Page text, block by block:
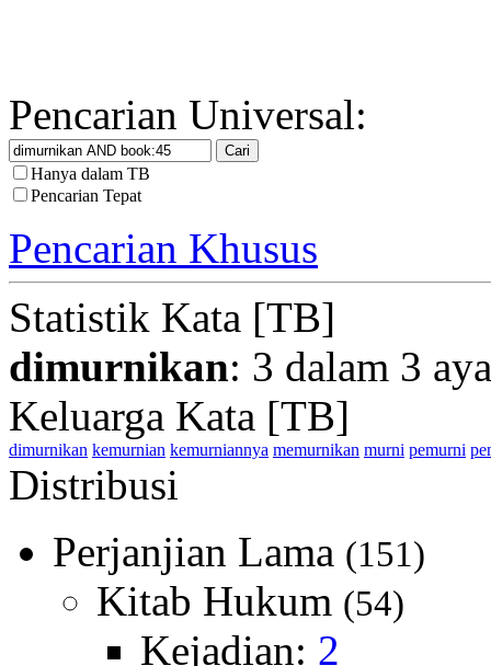
Pencarian Universal:
Hanya dalam TB
Pencarian Tepat
Pencarian Khusus
Statistik Kata [TB]
dimurnikan: 3 dalam 3
Keluarga Kata [TB]
dimurnikan kemurnian kemurniannya memurnikan murni pemurni
Distribusi
Perjanjian Lama (151)
Kitab Hukum (54)
Kejadian: 2